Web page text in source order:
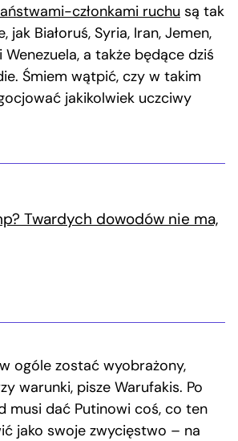
członkami ruchu są tak
jak Białoruś, Syria, Iran, Jemen,
Wenezuela, a także będące dziś
Śmiem wątpić, czy w takim
jakikolwiek uczciwy
Twardych dowodów nie ma,
ogóle zostać wyobrażony,
warunki, pisze Warufakis. Po
musi dać Putinowi coś, co ten
jako swoje zwycięstwo – na